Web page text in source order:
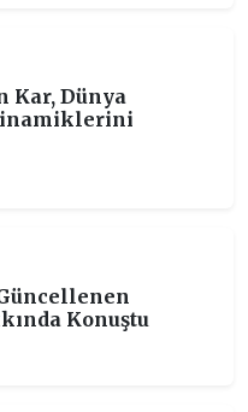
Kar, Dünya
Konuştu